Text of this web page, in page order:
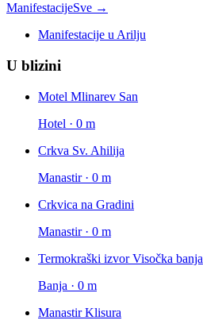
ManifestacijeSve →
Manifestacije u Arilju
U blizini
Motel Mlinarev San
Hotel · 0 m
Crkva Sv. Ahilija
Manastir · 0 m
Crkvica na Gradini
Manastir · 0 m
Termokraški izvor Visočka banja
Banja · 0 m
Manastir Klisura